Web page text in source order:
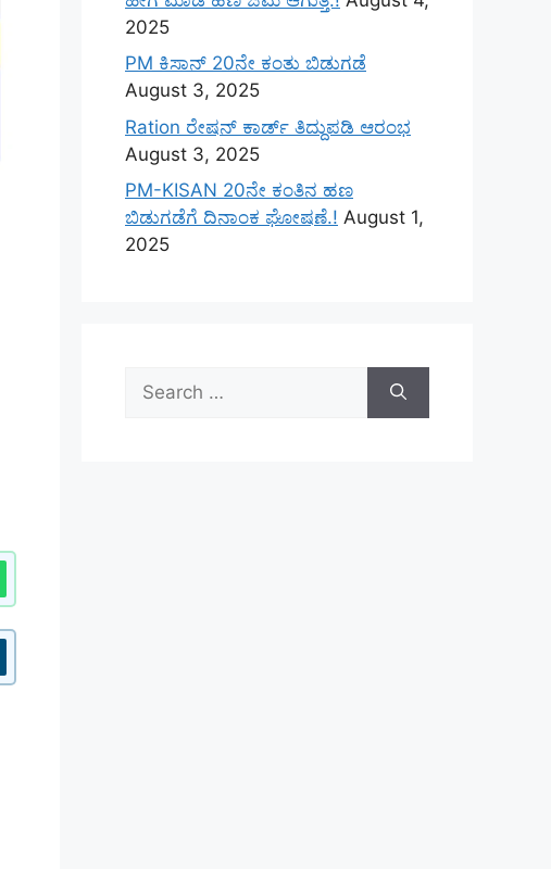
2025
PM ಕಿಸಾನ್ 20ನೇ ಕಂತು ಬಿಡುಗಡೆ
August 3, 2025
Ration ರೇಷನ್ ಕಾರ್ಡ್ ತಿದ್ದುಪಡಿ ಆರಂಭ
August 3, 2025
PM-KISAN 20ನೇ ಕಂತಿನ ಹಣ
ಬಿಡುಗಡೆಗೆ ದಿನಾಂಕ ಘೋಷಣೆ.! August 1,
2025
Search
for: